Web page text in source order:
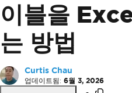
이블을
는 방법
Curtis Chau
업데이트됨: 6월 3, 2026